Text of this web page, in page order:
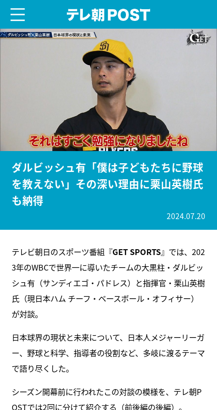
ダルビッシュ有「僕は子どもたちに野球
を教えない」その深い理由に栗山英樹氏
も納得
2024.07.20
テレビ朝日のスポーツ番組『GET SPORTS』では、202
3年のWBCで世界一に導いたチームの大黒柱・ダルビッ
シュ有（サンディエゴ・パドレス）と指揮官・栗山英樹
氏（現日本ハム チーフ・ベースボール・オフィサー）
が対談。
日本球界の現状と未来について、日本人メジャーリーガ
ー、野球と科学、指導者の役割など、多岐に渡るテーマ
で語り尽くした。
シーズン開幕前に行われたこの対談の模様を、テレ朝P
OSTでは2回に分けて紹介する（前後編の後編）。